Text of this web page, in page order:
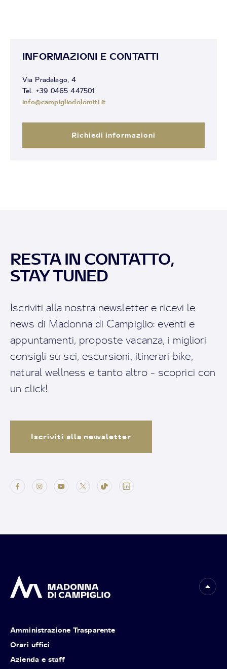
INFORMAZIONI E CONTATTI
Via Pradalago, 4
Tel. +39 0465 447501
info@campigliodolomiti.it
Richiedi informazioni
RESTA IN CONTATTO,
STAY TUNED
Iscriviti alla nostra newsletter e ricevi le
news di Madonna di Campiglio: eventi e
appuntamenti, proposte vacanza, i migliori
consigli su sci, escursioni, itinerari bike,
natural wellness e tanto altro - scoprici con
un click!
Iscriviti alla newsletter
Amministrazione Trasparente
Orari uffici
Azienda e staff